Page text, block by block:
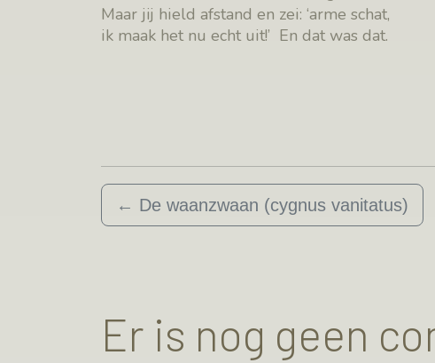
Maar jij hield afstand en zei: ‘arme schat,
ik maak het nu echt uit!’ En dat was dat.
← De waanzwaan (cygnus vanitatus)
Er is nog geen